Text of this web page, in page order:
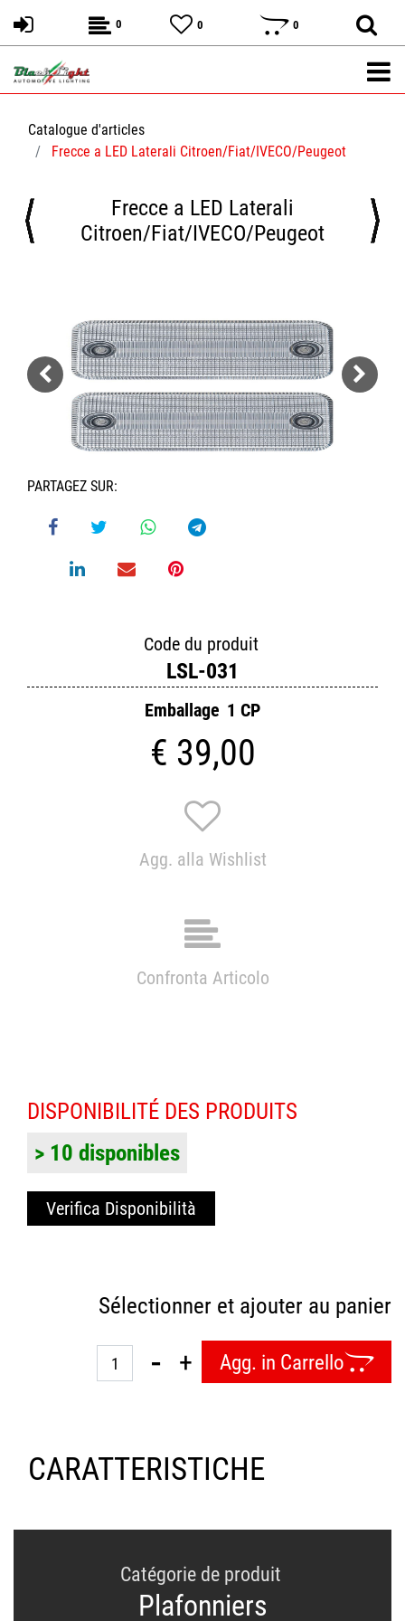
0 0 0
Catalogue d'articles
Frecce a LED Laterali Citroen/Fiat/IVECO/Peugeot
Frecce a LED Laterali
Citroen/Fiat/IVECO/Peugeot
PARTAGEZ SUR:
Code du produit
LSL-031
Emballage 1 CP
€ 39,00
Agg. alla Wishlist
Confronta Articolo
DISPONIBILITÉ DES PRODUITS
Verifica Disponibilità
> 10 disponibles
Sélectionner et ajouter au panier
Quantità
Agg. in Carrello
CARATTERISTICHE
Catégorie de produit
Plafonniers